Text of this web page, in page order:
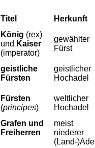
Titel Herkunft
König (rex)
und Kaiser
(imperator)
gewählter
Fürst
geistliche
Fürsten
geistlicher
Hochadel
Fürsten
(principes)
weltlicher
Hochadel
Grafen und
Freiherren
meist
niederer
(Land-)Adel